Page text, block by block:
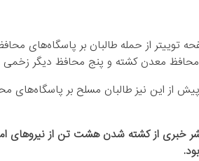
توییتر از حمله طالبان بر پاسگاه‌های
معدن کشته و پنج محافظ دیگر زخمی
از این نیز طالبان مسلح بر
خبری از کشته شدن هشت تن از نیروهای